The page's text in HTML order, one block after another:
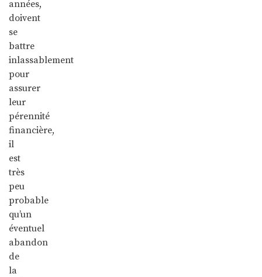
années,
doivent
se
battre
inlassablement
pour
assurer
leur
pérennité
financière,
il
est
très
peu
probable
qu’un
éventuel
abandon
de
la